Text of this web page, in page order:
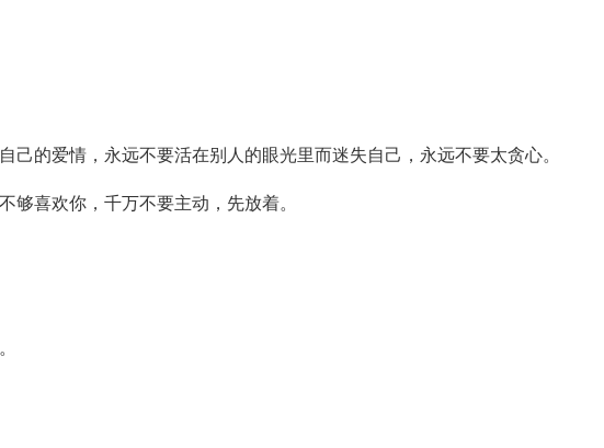
的爱情，永远不要活在别人的眼光里而迷失自己，永远不要太贪心。
够喜欢你，千万不要主动，先放着。